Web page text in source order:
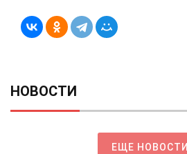
НОВОСТИ
ЕЩЕ НОВОСТИ